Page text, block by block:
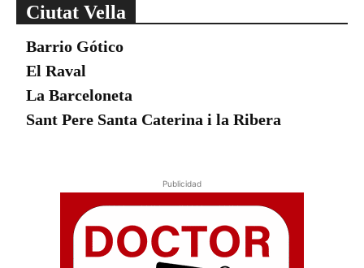
Ciutat Vella
Barrio Gótico
El Raval
La Barceloneta
Sant Pere Santa Caterina i la Ribera
Publicidad